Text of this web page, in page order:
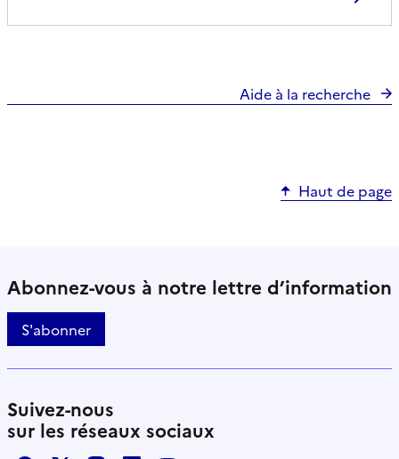
Aide à la recherche
Haut de page
Abonnez-vous à notre lettre d’information
S'abonner
Suivez-nous
sur les réseaux sociaux